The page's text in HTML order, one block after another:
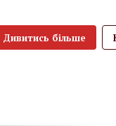
Дивитись більше